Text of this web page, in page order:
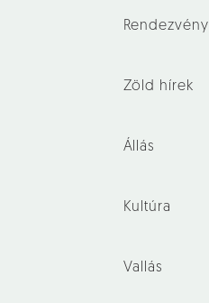
Rendezvény
Zöld hírek
Állás
Kultúra
Vallás